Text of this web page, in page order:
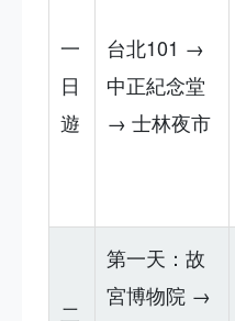
一
日
遊
台北101 →
中正紀念堂
→ 士林夜市
二
第一天：故
宮博物院 →